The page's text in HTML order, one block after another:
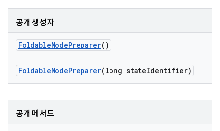
공개 생성자
FoldableModePreparer()
FoldableModePreparer(long stateIdentifier)
공개 메서드